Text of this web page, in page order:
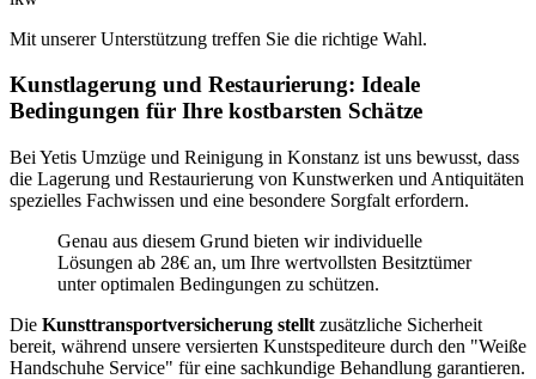
Mit unserer Unterstützung treffen Sie die richtige Wahl.
Kunstlagerung und Restaurierung: Ideale
Bedingungen für Ihre kostbarsten Schätze
Bei Yetis Umzüge und Reinigung in Konstanz ist uns bewusst, dass
die Lagerung und Restaurierung von Kunstwerken und Antiquitäten
spezielles Fachwissen und eine besondere Sorgfalt erfordern.
Genau aus diesem Grund bieten wir individuelle
Lösungen ab 28€ an, um Ihre wertvollsten Besitztümer
unter optimalen Bedingungen zu schützen.
Die Kunsttransportversicherung stellt zusätzliche Sicherheit
bereit, während unsere versierten Kunstspediteure durch den "Weiße
Handschuhe Service" für eine sachkundige Behandlung garantieren.